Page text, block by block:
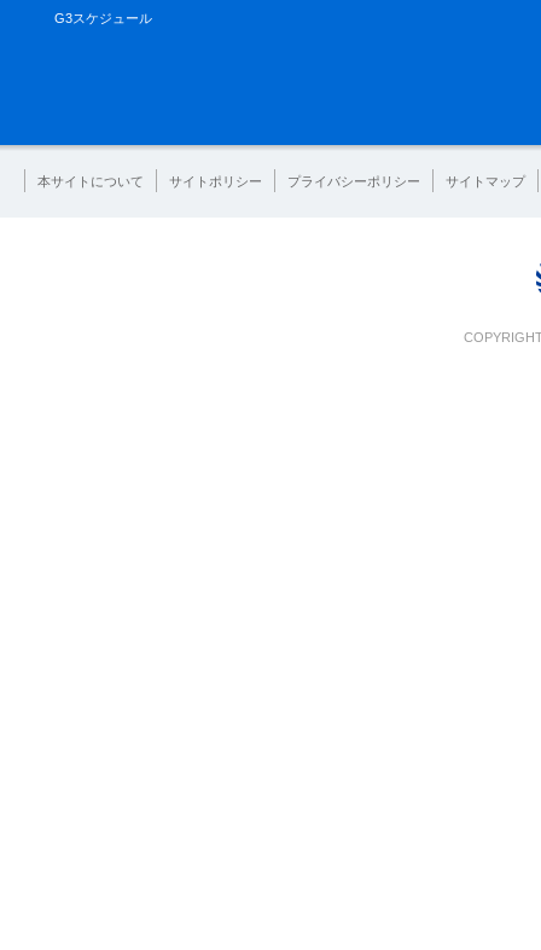
G3スケジュール
本サイトについて サイトポリシー プライバシーポリシー サイトマップ